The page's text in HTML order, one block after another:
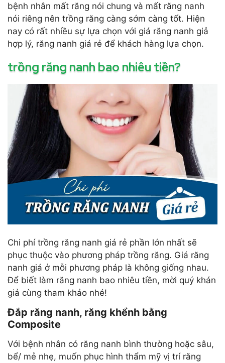
bệnh nhân mất răng nói chung và mất răng nanh
nói riêng nên trồng răng càng sớm càng tốt. Hiện
nay có rất nhiều sự lựa chọn với giá răng nanh giả
hợp lý, răng nanh giá rẻ để khách hàng lựa chọn.
trồng răng nanh bao nhiêu tiền?
Chi phí trồng răng nanh giá rẻ phần lớn nhất sẽ
phục thuộc vào phương pháp trồng răng. Giá răng
nanh giá ở mỗi phương pháp là không giống nhau.
Để biết làm răng nanh bao nhiêu tiền, mời quý khán
giả cùng tham khảo nhé!
Đắp răng nanh, răng khểnh bằng
Composite
Với bệnh nhân có răng nanh bình thường hoặc sâu,
bể/ mẻ nhẹ, muốn phục hình thẩm mỹ vị trí răng